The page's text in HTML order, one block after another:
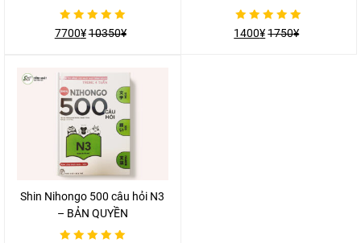
NP)
Được
xếp
sao
7700¥10350¥
Được
xếp
1400¥ 1750¥
Shin Nihongo 500 câu hỏi N3
– BẢN QUYỀN